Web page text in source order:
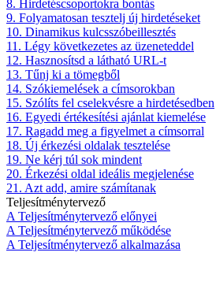
8. Hirdetéscsoportokra bontás
9. Folyamatosan tesztelj új hirdetéseket
10. Dinamikus kulcsszóbeillesztés
11. Légy következetes az üzeneteddel
12. Hasznosítsd a látható URL-t
13. Tűnj ki a tömegből
14. Szókiemelések a címsorokban
15. Szólíts fel cselekvésre a hirdetésedben
16. Egyedi értékesítési ajánlat kiemelése
17. Ragadd meg a figyelmet a címsorral
18. Új érkezési oldalak tesztelése
19. Ne kérj túl sok mindent
20. Érkezési oldal ideális megjelenése
21. Azt add, amire számítanak
Teljesítménytervező
A Teljesítménytervező előnyei
A Teljesítménytervező működése
A Teljesítménytervező alkalmazása